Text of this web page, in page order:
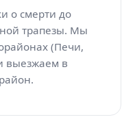
о смерти до
трапезы. Мы
(Печи,
выезжаем в